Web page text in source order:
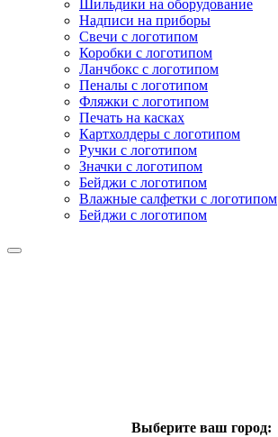
Шильдики на оборудование
Надписи на приборы
Свечи с логотипом
Коробки с логотипом
Ланчбокс с логотипом
Пеналы с логотипом
Фляжки с логотипом
Печать на касках
Картхолдеры с логотипом
Ручки с логотипом
Значки с логотипом
Бейджи с логотипом
Влажные салфетки с логотипом
Бейджи с логотипом
Выберите ваш город: